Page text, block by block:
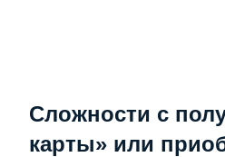
Сложности с
карты» или